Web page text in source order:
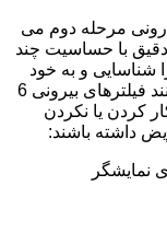
درونی مرحله دوم می
با حساسیت چند
شناسایی و به خود
جذب نماید.زمان تعویض فیلترهای درونی همانند فیلترهای بیرونی 6
کردن یا نکردن
داشته باشند:
نمایشگر